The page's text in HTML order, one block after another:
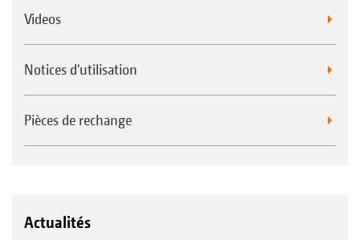
Videos
Notices d'utilisation
Pièces de rechange
Actualités